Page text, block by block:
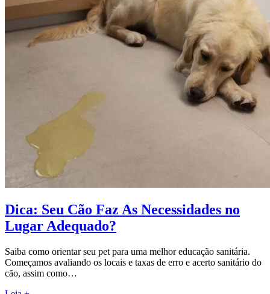
Dica: Seu Cão Faz As Necessidades no
Lugar Adequado?
Saiba como orientar seu pet para uma melhor educação sanitária.
Começamos avaliando os locais e taxas de erro e acerto sanitário do
cão, assim como…